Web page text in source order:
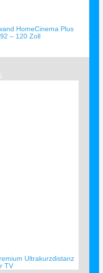
HomeCinema Plus
– 120 Zoll
Ultrakurzdistanz
TV